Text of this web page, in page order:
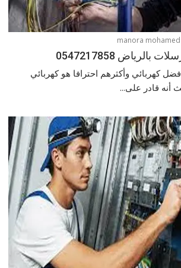
0547217858
كهربائي وأكثرهم احترافا هو كهربائي
قادر على...